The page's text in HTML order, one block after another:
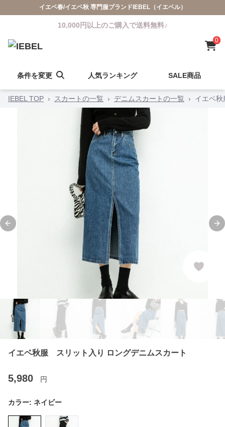
イエベ春/イエベ秋 専門服ブランドIEBEL（イエベル）
10,000円以上のご購入で送料無料♪
0
条件を変更 人気ランキング SALE商品
IEBEL TOP › スカートの一覧 › デニムスカートの一覧 › イエベ
Previous slide
イエベ秋服 スリット入り ロングデニムスカート
5,980 円
カラー: ネイビー